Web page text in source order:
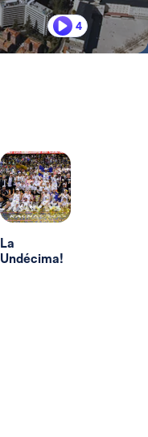
4
La
Undécima!